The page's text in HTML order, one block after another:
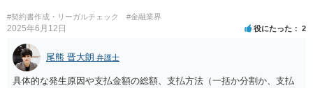
#契約書作成・リーガルチェック #金融業界
2025年6月12日 役にたった 2
尾熊 晋大朗 弁護士
具体的な発生原因や支払金額の総額、支払方法（一括か分割か、支払